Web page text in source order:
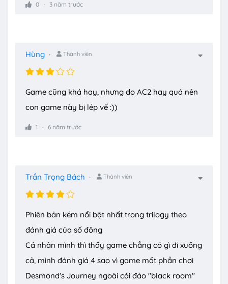
0 3 năm trước
Hùng Thành viên
Game cũng khá hay, nhưng do AC2 hay quá nên
con game này bị lép vế :))
1 6 năm trước
Trần Trọng Bách Thành viên
Phiên bản kém nổi bật nhất trong trilogy theo
đánh giá của số đông
Cá nhân mình thì thấy game chẳng có gì đi xuống
cả, mình đánh giá 4 sao vì game mất phần chơi
Desmond's Journey ngoài cái đảo "black room"